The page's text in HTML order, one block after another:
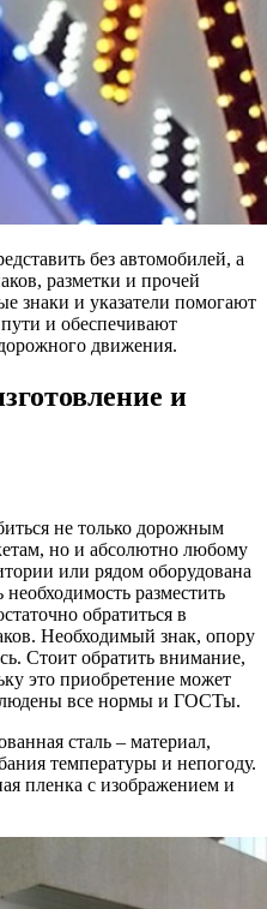
без автомобилей, а
разметки и прочей
знаки и указатели помогают
и обеспечивают
движения.
и
не только дорожным
но и абсолютно любому
или рядом оборудована
разместить
обратиться в
Необходимый знак, опору
Стоит обратить внимание,
это приобретение может
все нормы и ГОСТы.
сталь – материал,
температуры и непогоду.
пленка с изображением и